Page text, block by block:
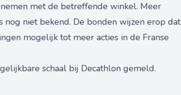
met de betreffende winkel. Meer
niet bekend. De bonden wijzen erop dat
mogelijk tot meer acties in de Franse
schaal bij Decathlon gemeld.